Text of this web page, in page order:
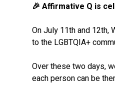
🎉 Affirmative Q is
On July 11th and 12th,
to the LGBTQIA+
Over these two days,
each person can be